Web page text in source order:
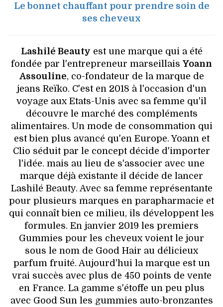
Le bonnet chauffant pour prendre soin de
ses cheveux
Lashilé Beauty est une marque qui a été
fondée par l'entrepreneur marseillais Yoann
Assouline, co-fondateur de la marque de
jeans Reïko. C'est en 2018 à l'occasion d'un
voyage aux Etats-Unis avec sa femme qu'il
découvre le marché des compléments
alimentaires. Un mode de consommation qui
est bien plus avancé qu'en Europe. Yoann et
Clio séduit par le concept décide d'importer
l'idée. mais au lieu de s'associer avec une
marque déjà existante il décide de lancer
Lashilé Beauty. Avec sa femme représentante
pour plusieurs marques en parapharmacie et
qui connaît bien ce milieu, ils développent les
formules. En janvier 2019 les premiers
Gummies pour les cheveux voient le jour
sous le nom de Good Hair au délicieux
parfum fruité. Aujourd'hui la marque est un
vrai succès avec plus de 450 points de vente
en France. La gamme s'étoffe un peu plus
avec Good Sun les gummies auto-bronzantes